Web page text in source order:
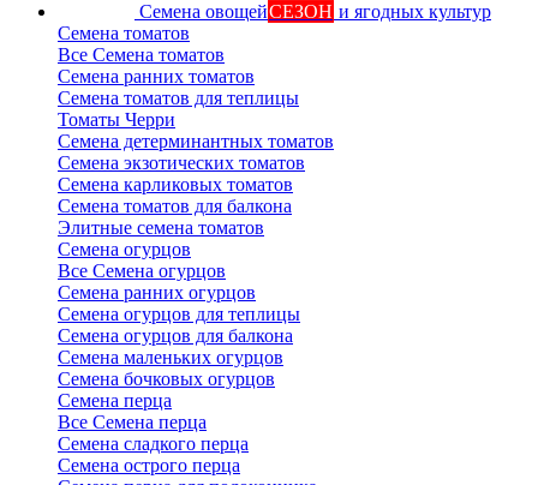
Семена овощейСЕЗОН и ягодных культур
Семена томатов
Все Семена томатов
Семена ранних томатов
Семена томатов для теплицы
Томаты Черри
Семена детерминантных томатов
Семена экзотических томатов
Семена карликовых томатов
Семена томатов для балкона
Элитные семена томатов
Семена огурцов
Все Семена огурцов
Семена ранних огурцов
Семена огурцов для теплицы
Семена огурцов для балкона
Семена маленьких огурцов
Семена бочковых огурцов
Семена перца
Все Семена перца
Семена сладкого перца
Семена острого перца